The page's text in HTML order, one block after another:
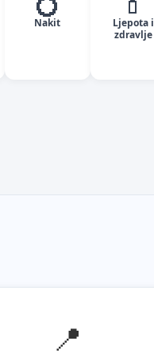
Nakit
Ljepota i
zdravlje
📍